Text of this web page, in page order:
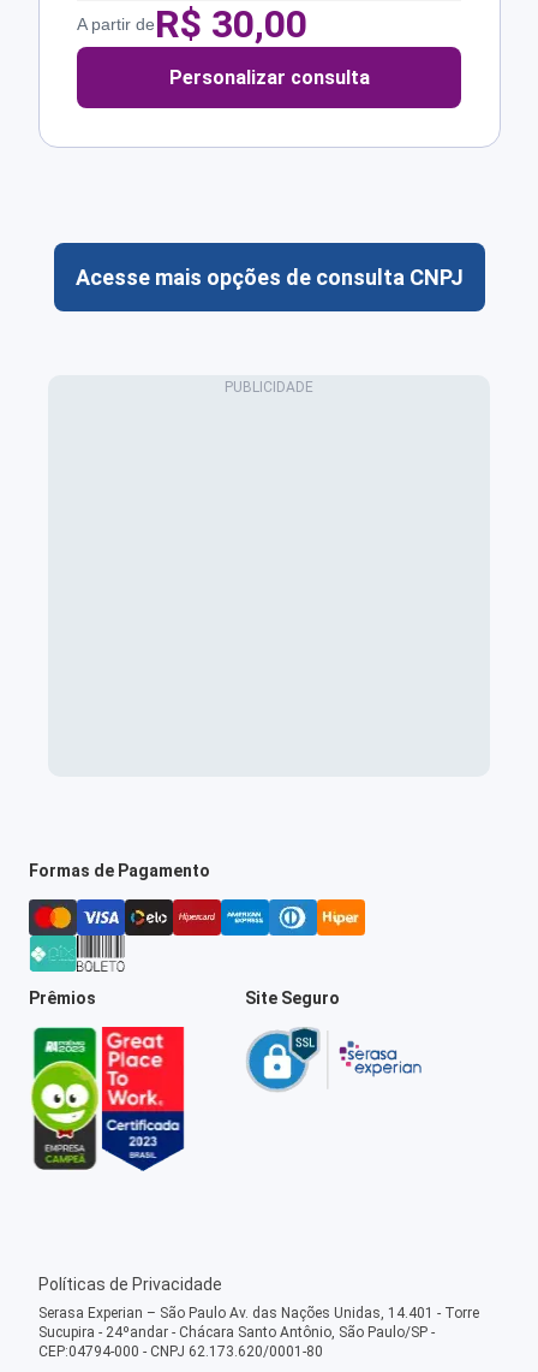
A partir deR$ 30,00
Personalizar consulta
Acesse mais opções de consulta CNPJ
Formas de Pagamento
Prêmios Site Seguro
Políticas de Privacidade
Serasa Experian – São Paulo Av. das Nações Unidas, 14.401 - Torre
Sucupira - 24ºandar - Chácara Santo Antônio, São Paulo/SP -
CEP:04794-000 - CNPJ 62.173.620/0001-80